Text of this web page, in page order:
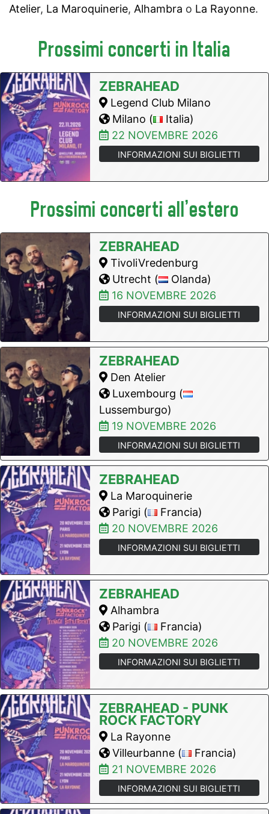
Atelier, La Maroquinerie, Alhambra o La Rayonne.
Prossimi concerti in Italia
ZEBRAHEAD
Legend Club Milano
Milano (
Italia)
22 NOVEMBRE 2026
INFORMAZIONI SUI BIGLIETTI
Prossimi concerti all'estero
ZEBRAHEAD
TivoliVredenburg
Utrecht (
Olanda)
16 NOVEMBRE 2026
INFORMAZIONI SUI BIGLIETTI
ZEBRAHEAD
Den Atelier
Luxembourg (
Lussemburgo)
19 NOVEMBRE 2026
INFORMAZIONI SUI BIGLIETTI
ZEBRAHEAD
La Maroquinerie
Parigi (
Francia)
20 NOVEMBRE 2026
INFORMAZIONI SUI BIGLIETTI
ZEBRAHEAD
Alhambra
Parigi (
Francia)
20 NOVEMBRE 2026
INFORMAZIONI SUI BIGLIETTI
ZEBRAHEAD - PUNK
ROCK FACTORY
La Rayonne
Villeurbanne (
Francia)
21 NOVEMBRE 2026
INFORMAZIONI SUI BIGLIETTI